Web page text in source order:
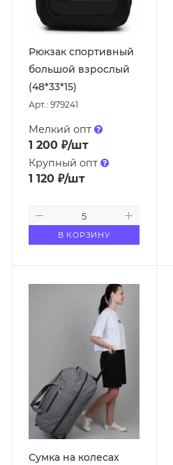
Рюкзак спортивный
большой взрослый
(48*33*15)
Арт.: 979241
Мелкий опт
1 200 ₽/шт
Крупный опт
1 120 ₽/шт
В КОРЗИНУ
Сумка на колесах